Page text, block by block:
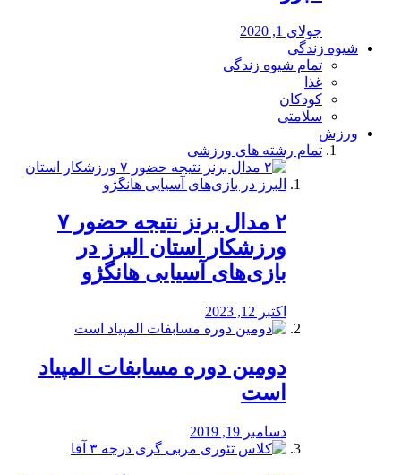
جولای 1, 2020
شیوه زندگی
تمام شیوه زندگی
غذا
کودکان
سلامتی
ورزش
تمام رشته های ورزشی
۲ مدال برنز نتیجه حضور ۷
ورزشکار استان البرز در
بازی‌های آسیایی هانگژو
اکتبر 12, 2023
دومین دوره مسابفات المپیاد
است
دسامبر 19, 2019